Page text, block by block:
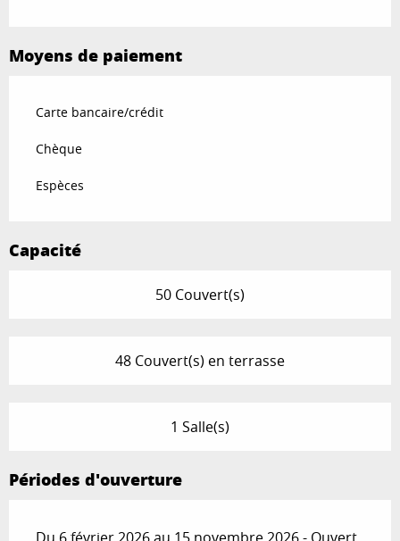
Moyens de paiement
Carte bancaire/crédit
Chèque
Espèces
Capacité
50 Couvert(s)
48 Couvert(s) en terrasse
1 Salle(s)
Périodes d'ouverture